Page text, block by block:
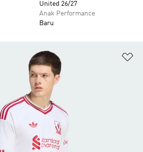
United 26/27
Anak Performance
Baru